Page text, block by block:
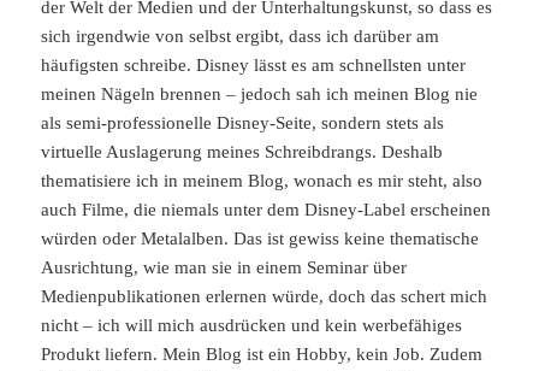
der Welt der Medien und der Unterhaltungskunst, so dass es
sich irgendwie von selbst ergibt, dass ich darüber am
häufigsten schreibe. Disney lässt es am schnellsten unter
meinen Nägeln brennen – jedoch sah ich meinen Blog nie
als semi-professionelle Disney-Seite, sondern stets als
virtuelle Auslagerung meines Schreibdrangs. Deshalb
thematisiere ich in meinem Blog, wonach es mir steht, also
auch Filme, die niemals unter dem Disney-Label erscheinen
würden oder Metalalben. Das ist gewiss keine thematische
Ausrichtung, wie man sie in einem Seminar über
Medienpublikationen erlernen würde, doch das schert mich
nicht – ich will mich ausdrücken und kein werbefähiges
Produkt liefern. Mein Blog ist ein Hobby, kein Job. Zudem